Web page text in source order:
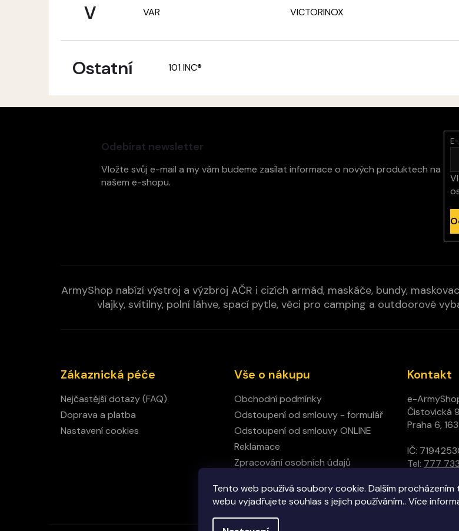
Tento web používá soubory cookie. Dalším
webu vyjadřujete souhlas s jejich používáním.. Více
V VAR VICTORINOX
Ostatní 101 INC®
Odebírat newsletter
Vložte svůj e-mail a my vám budeme zasílat informace o nových produktech na
našem e-shopu.
ArmyShop nabízí výstroj a výzbroj AČR i cizích armád, maskáče, bundy,
vlajky, svítilny, polní láhve, spací pytle, věci pro camping a outdoorové
Zákaznická péče
Nejčastější dotazy (FAQ)
Doprava a platba
Nastavení cookies
Vše o nákupu
Obchodní podmínky
Odstoupení od smlouvy - formulář
Odstoupení od smlouvy ONLINE
Reklamace
Zpracování osobních údajů
Kontakt
Kontakt
e-
Čistovická
Praha 6,
IČ:
Tel: 777